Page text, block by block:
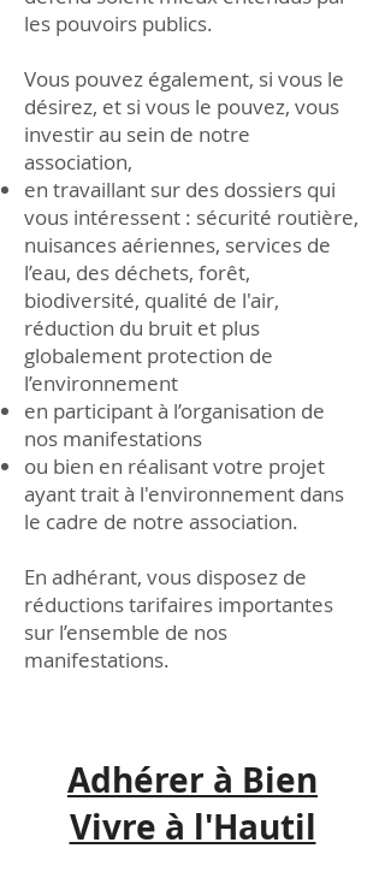
les pouvoirs publics.
Vous pouvez également, si vous le
désirez, et si vous le pouvez, vous
investir au sein de notre
association,
en travaillant sur des dossiers qui
vous intéressent : sécurité routière,
nuisances aériennes, services de
l’eau, des déchets, forêt,
biodiversité, qualité de l'air,
réduction du bruit et plus
globalement protection de
l’environnement
en participant à l’organisation de
nos manifestations
ou bien en réalisant votre projet
ayant trait à l'environnement dans
le cadre de notre association.
En adhérant, vous disposez de
réductions tarifaires importantes
sur l’ensemble de nos
manifestations.
Adhérer à Bien
Vivre à l'Hautil